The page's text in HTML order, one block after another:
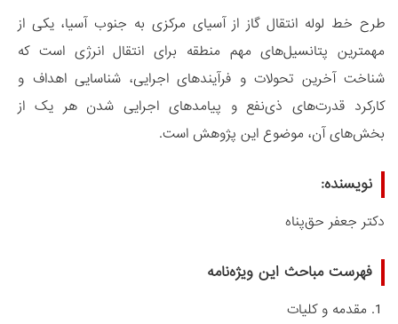
طرح خط لوله انتقال گاز از آسیای مرکزی به جنوب آسیا، یکی از
مهمترین پتانسیل‌های مهم منطقه برای انتقال انرژی است که
شناخت آخرین تحولات و فرآیندهای اجرایی، شناسایی اهداف و
کارکرد قدرت‌های ذی‌نفع و پیامدهای اجرایی شدن هر یک از
بخش‌های آن، موضوع این پژوهش است.
نویسنده:
دکتر جعفر حق‌پناه
فهرست مباحث این ویژه‌نامه
مقدمه و کلیات